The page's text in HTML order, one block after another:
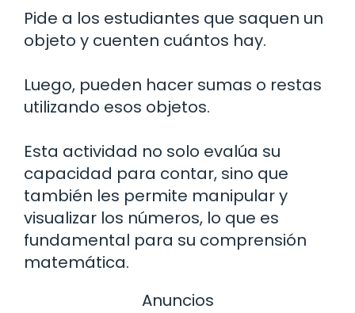
Pide a los estudiantes que saquen un
objeto y cuenten cuántos hay.
Luego, pueden hacer sumas o restas
utilizando esos objetos.
Esta actividad no solo evalúa su
capacidad para contar, sino que
también les permite manipular y
visualizar los números, lo que es
fundamental para su comprensión
matemática.
Anuncios